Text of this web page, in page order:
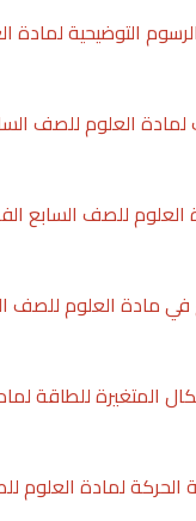
التوضيحية لمادة
العلوم للصف
للصف السابع
في مادة العلوم للصف
المتغيرة للطاقة
لمادة العلوم